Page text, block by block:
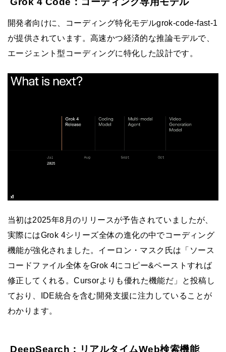
開発者向けに、コーディング特化モデルgrok-code-fast-1
が提供されています。高速かつ経済的な推論モデルで、
エージェント型コーディングに特化した設計です。
当初は2025年8月のリリースが予告されていましたが、
実際にはGrok 4シリーズ全体の進化の中でコーディング
機能が強化されました。イーロン・マスク氏は「ソース
コードファイル全体をGrok 4にコピー&ペーストすれば
修正してくれる。Cursorよりも優れた機能だ」と投稿し
ており、IDE統合を含む開発支援に注力していることが
わかります。
DeepSearch：リアルタイムWeb検索機能